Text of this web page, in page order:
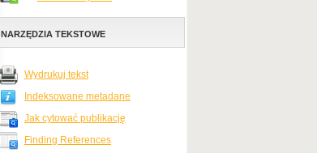
NARZĘDZIA TEKSTOWE
Wydrukuj tekst
Indeksowane metadane
Jak cytować publikację
Finding References